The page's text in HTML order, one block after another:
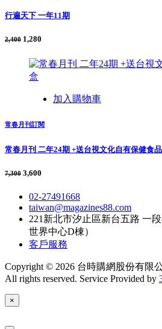
行遍天下 一年11期
2,400 1,280
加入購物車
常春月刊訂閱
常春月刊 二年24期 +送台視文化自有保健食
7,300 3,600
02-27491668
taiwan@magazines88.com
221新北市汐止區新台五路 一
世界中心D棟）
客戶服務
Copyright © 2026 台時購網股份有限
All rights reserved. Service Provided by
×